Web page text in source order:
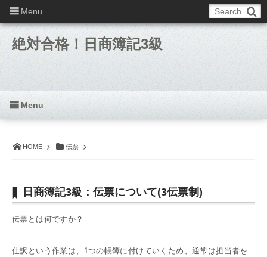
絶対合格！日商簿記3級
HOME 伝票
日商簿記3級：伝票について(3伝票制)
伝票とは何ですか？
仕訳という作業は、1つの帳簿に付けていくため、通常は担当者を
Menu
Menu